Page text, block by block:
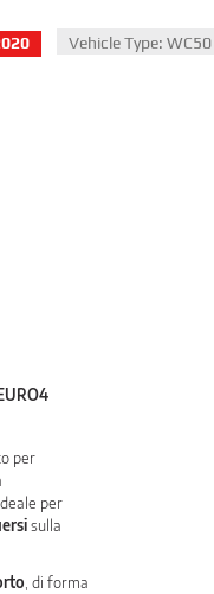
Vehicle Type:
per
per
sulla
, di forma